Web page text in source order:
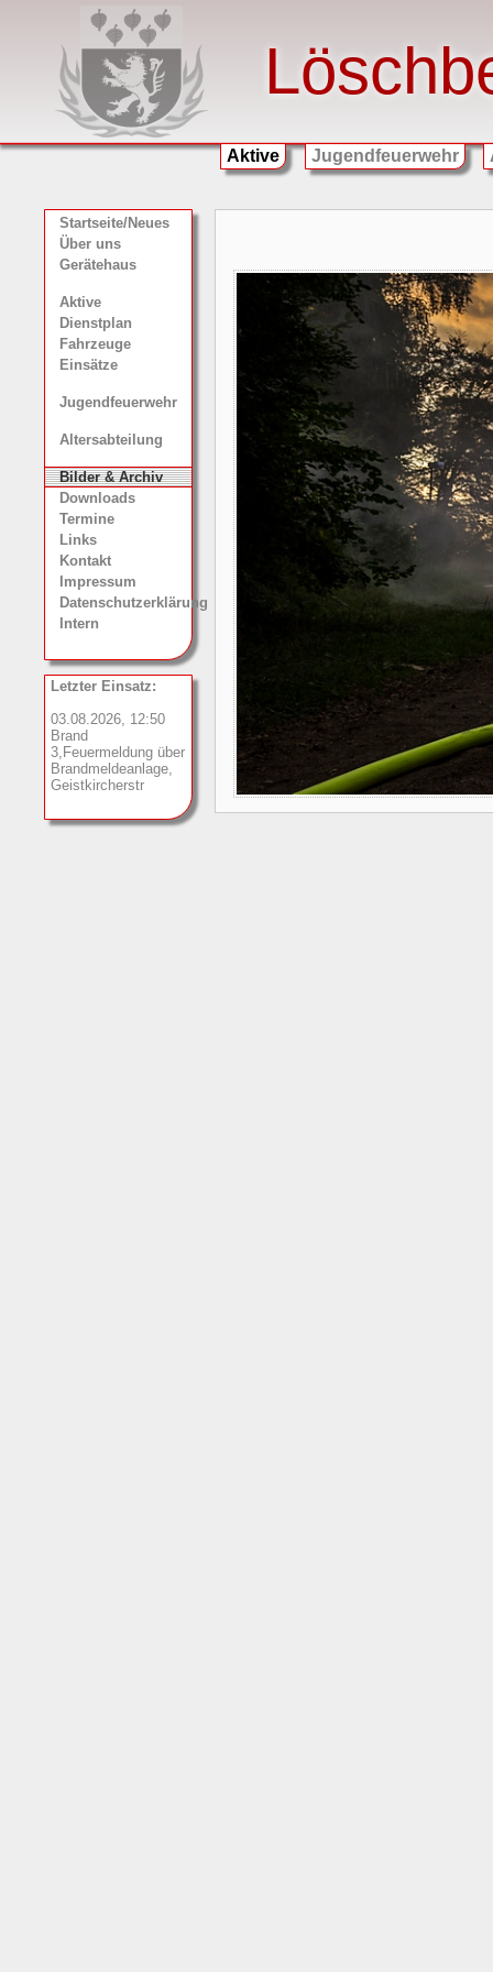
Aktive Jugendfeuerwehr
Startseite/Neues
Über uns
Gerätehaus
Aktive
Dienstplan
Fahrzeuge
Einsätze
Jugendfeuerwehr
Altersabteilung
Bilder & Archiv
Downloads
Termine
Links
Kontakt
Impressum
Datenschutzerklärung
Intern
Letzter Einsatz:
03.08.2026, 12:50
Brand
3,Feuermeldung über
Brandmeldeanlage,
Geistkircherstr